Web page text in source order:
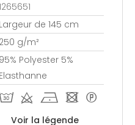
Largeur de 145 cm
250 g/m²
95% Polyester 5%
Elasthanne
d h - *
Voir la légende